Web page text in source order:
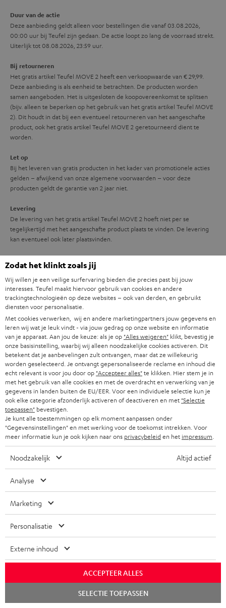
Duur van de actie
Deze aanbieding geldt alleen voor bestellingen die vanaf 03.08.2026,
00:00 uur bij Teufel zijn gedaan. De actie loopt zo lang de voorraad strekt.
Uiterlijk tot 08.08.2026, 23:59 uur.
Bij retourneren
Het gratis artikel Teufel MOVE 2 heeft een verkoopwaarde van € 29,99.
Deze aanbieding is als eenheid te betrachten. De producten worden
samen aangeboden. Het is uitgesloten de koopovereenkomst te splitsen
(bijv. alleen te beperken op het gebruik van het gratis artikel Teufel MOVE
2). Dit houdt in dat bij een eventueel retourneren van het aangeschafte
product, ook het gratis artikel Teufel MOVE 2 geretourneerd dient te
worden.
Let op
Bij het leveren van gratis producten in het kader van promotionele acties
gelden – afwijkend van onze algemene voorwaarden – voor deze
producten geldt de garantie van 2 jaar niet.
Levering
De levering van het gratis artikel Teufel MOVE 2 hoeft niet per se
tegelijkertijd met het aangeschafte product plaats te vinden. De levering
kan eventueel ook later plaatsvinden.
Gratis retourneren
Inhouse klantenservice
Audio-expertise sinds 1979
Teufel blog
Audiotechnologieën, hifi-trends, tips & tricks
Zodat het klinkt zoals jij
Wij willen je een veilige surfervaring bieden die precies past bij jouw
interesses. Teufel maakt hiervoor gebruik van cookies en andere
trackingtechnologieën op deze websites – ook van derden, en gebruikt
diensten voor personalisatie.
Met cookies verwerken, wij en andere marketingpartners jouw gegevens en
leren wij wat je leuk vindt - via jouw gedrag op onze website en informatie
van je apparaat. Aan jou de keuze: als je op "Alles weigeren" klikt, bevestig je
onze basisinstelling, waarbij wij alleen noodzakelijke cookies activeren. Dit
betekent dat je aanbevelingen zult ontvangen, maar dat ze willekeurig
worden geselecteerd. Je ontvangt gepersonaliseerde reclame en inhoud die
echt relevant is voor jou door op "Accepteer alles"te klikken. Hier stem je in
met het gebruik van alle cookies en met de overdracht en verwerking van je
gegevens in landen buiten de EU/EER. Voor een individuele selectie kun je
ook elke categorie afzonderlijk activeren of deactiveren en met "Selectie
toepassen" bevestigen.
Je kunt alle toestemmingen op elk moment aanpassen onder
"Gegevensinstellingen" en met werking voor de toekomst intrekken. Voor
meer informatie kun je ook kijken naar ons privacybeleiden het impressum
Noodzakelijk Altijd actief
Analyse
Marketing
Personalisatie
Externe inhoud
ACCEPTEER ALLES
SELECTIE TOEPASSEN